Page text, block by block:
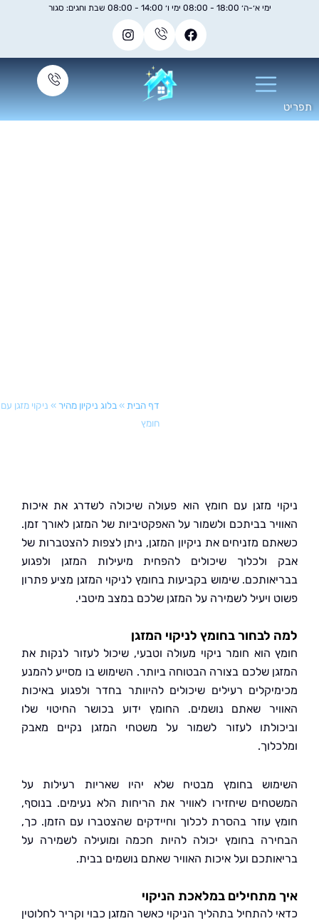
»בלוג ניקיון מהיר »ניקוי מזגן עם
מזגן עם חומץ הוא פעולה שיכולה לשדרג את איכות
בביתכם ולשמור על האפקטיביות של המזגן לאורך זמן.
מזניחים את ניקיון המזגן, ניתן לצפות להצטברות של
שיכולים להפחית מיעילות המזגן ולפגוע
שימוש בקביעות בחומץ לניקוי המזגן מציע פתרון
ויעיל לשמירה על המזגן שלכם במצב מיטבי.
בחומץ לניקוי המזגן
הוא חומר ניקוי מעולה וטבעי, שיכול לעזור לנקות את
שלכם בצורה הבטוחה ביותר. השימוש בו מסייע להמנע
רעילים שיכולים להיוותר בחדר ולפגוע באיכות
שאתם נושמים. החומץ ידוע בכושר החיטוי שלו
לעזור לשמור על משטחי המזגן נקיים מאבק
בחומץ מבטיח שלא יהיו שאריות רעילות על
שיחזירו לאוויר את הריחות הלא נעימים. בנוסף,
עוזר בהסרת לכלוך וחיידקים שהצטברו עם הזמן. כך,
בחומץ יכולה להיות חכמה ומועילה לשמירה על
ועל איכות האוויר שאתם נושמים בבית.
מתחילים במלאכת הניקוי
להתחיל בתהליך הניקוי כאשר המזגן כבוי וקריר לחלוטין